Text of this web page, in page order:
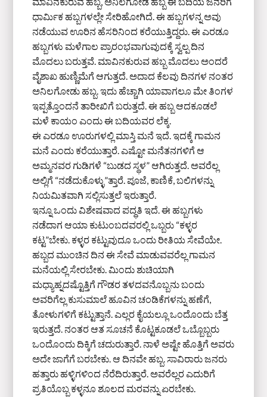
ಧಾರ್ಮಿಕ ಹಬ್ಬಗಳಲ್ಲೇ ಸೇರಿಹೋಗಿದೆ. ಈ ಹಬ್ಬಗಳನ್ನ ಅವು
ನಡೆಯುವ ಊರಿನ ಹೆಸರಿನಿಂದ ಕರೆಯುತ್ತಿದ್ದರು. ಈ ಎರಡೂ
ಹಬ್ಬಗಳು ಮಳೆಗಾಲ ಪ್ರಾರಂಭವಾಗುವುದಕ್ಕೆ ಸ್ವಲ್ಪ ದಿನ
ಮೊದಲು ಬರುತ್ತವೆ. ಮಾವಿನಕುರುವ ಹಬ್ಬ ಮೊದಲು ಅಂದರೆ
ವೈಶಾಖ ಹುಣ್ಣಿಮೆಗೆ ಆಗುತ್ತದೆ. ಅದಾದ ಕೆಲವು ದಿನಗಳ ನಂತರ
ಅನಿಲಗೋಡು ಹಬ್ಬ. ಇದು ಹೆಚ್ಚಾಗಿ ಯಾವಾಗಲೂ ಮೇ ತಿಂಗಳ
ಇಪ್ಪತ್ತೊಂದನೆ ತಾರೀಖಿಗೆ ಬರುತ್ತದೆ. ಈ ಹಬ್ಬ ಆದಕೂಡಲೆ
ಮಳೆ ಕಾಯಂ ಎಂದು ಈ ಬದಿಯವರ ಲೆಕ್ಕ.
ಈ ಎರಡೂ ಊರುಗಳಲ್ಲಿ ಮಾಸ್ತಿ ಮನೆ ಇದೆ. ಇದಕ್ಕೆ ಗಾಮನ
ಮನೆ ಎಂದು ಕರೆಯುತ್ತಾರೆ. ಎಷ್ಟೋ ಮನೆತನಗಳಿಗೆ ಆ
ಅಮ್ಮನವರ ಗುಡಿಗಳೆ “ಬುಡದ ಸ್ಥಳ” ಆಗಿರುತ್ತದೆ. ಅವರೆಲ್ಲ
ಅಲ್ಲಿಗೆ “ನಡೆದುಕೊಳ್ಳು”ತ್ತಾರೆ. ಪೂಜೆ, ಕಾಣಿಕೆ, ಬಲಿಗಳನ್ನು
ನಿಯಮಿತವಾಗಿ ಸಲ್ಲಿಸುತ್ತಲೆ ಇರುತ್ತಾರೆ.
ಇನ್ನೂ ಒಂದು ವಿಶೇಷವಾದ ಪದ್ಧತಿ ಇದೆ. ಈ ಹಬ್ಬಗಳು
ನಡೆದಾಗ ಆಯಾ ಕುಟುಂಬದವರಲ್ಲಿ ಒಬ್ಬರು “ಕಳ್ಳರ
ಕಟ್ಟ”ಬೇಕು. ಕಳ್ಳರ ಕಟ್ಟುವುದೂ ಒಂದು ರೀತಿಯ ಸೇವೆಯೇ.
ಹಬ್ಬದ ಮುಂಚಿನ ದಿನ ಈ ಸೇವೆ ಮಾಡುವವರೆಲ್ಲ ಗಾಮನ
ಮನೆಯಲ್ಲಿ ಸೇರಬೇಕು. ಮಿಂದು ಶುಚಿಯಾಗಿ
ಮಧ್ಯಾಹ್ನದಷ್ಟೊತ್ತಿಗೆ ಗೌಡರ ತಳದವನೊಬ್ಬನು ಬಂದು
ಅವರಿಗೆಲ್ಲ ಕುಸುಮಾಲೆ ಹೂವಿನ ಚಂಡಿಕೆಗಳನ್ನು ಹಣೆಗೆ,
ತೋಳುಗಳಿಗೆ ಕಟ್ಟುತ್ತಾನೆ. ಎಲ್ಲರ ಕೈಯಲ್ಲೂ ಒಂದೊಂದು ಬೆತ್ತ
ಇರುತ್ತದೆ. ನಂತರ ಆತ ಸೂಚನೆ ಕೊಟ್ಟಕೂಡಲೆ ಒಬ್ಬೊಬ್ಬರು
ಒಂದೊಂದು ದಿಕ್ಕಿಗೆ ಚದುರುತ್ತಾರೆ. ನಾಳೆ ಅಷ್ಟೇ ಹೊತ್ತಿಗೆ ಅವರು
ಅದೇ ಜಾಗೆಗೆ ಬರಬೇಕು. ಆ ದಿನವೇ ಹಬ್ಬ. ಸಾವಿರಾರು ಜನರು
ಹತ್ತಾರು ಹಳ್ಳಿಗಳಿಂದ ನೆರೆದಿರುತ್ತಾರೆ. ಅವರೆಲ್ಲರ ಎದುರಿಗೆ
ಪ್ರತಿಯೊಬ್ಬ ಕಳ್ಳನೂ ಶೂಲದ ಮರವನ್ನು ಏರಬೇಕು.